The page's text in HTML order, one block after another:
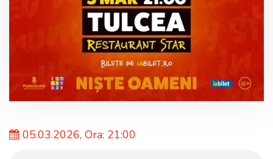
05.03.2026, Ora: 21:00